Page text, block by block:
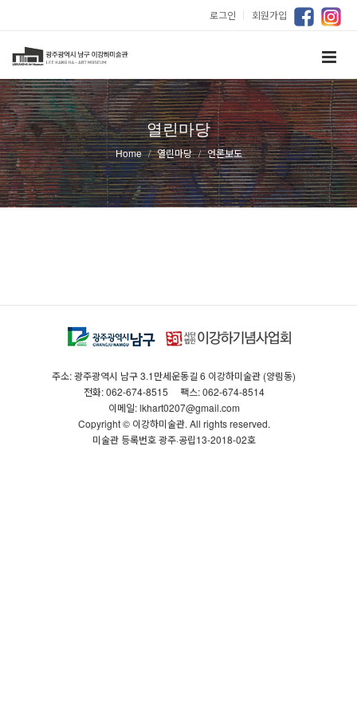
로그인 ｜ 회원가입
열린마당
Home 열린마당 언론보도
주소: 광주광역시 남구 3.1만세운동길 6 이강하미술관 (양림동)
전화: 062-674-8515
팩스: 062-674-8514
이메일: lkhart0207@gmail.com
Copyright © 이강하미술관. All rights reserved.
미술관 등록번호 광주·공립13-2018-02호